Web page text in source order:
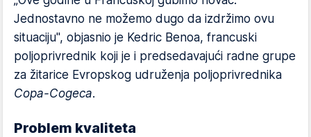
Jednostavno ne možemo dugo da izdržimo ovu
situaciju", objasnio je Kedric Benoa, francuski
poljoprivrednik koji je i predsedavajući radne grupe
za žitarice Evropskog udruženja poljoprivrednika
Copa-Cogeca.
Problem kvaliteta